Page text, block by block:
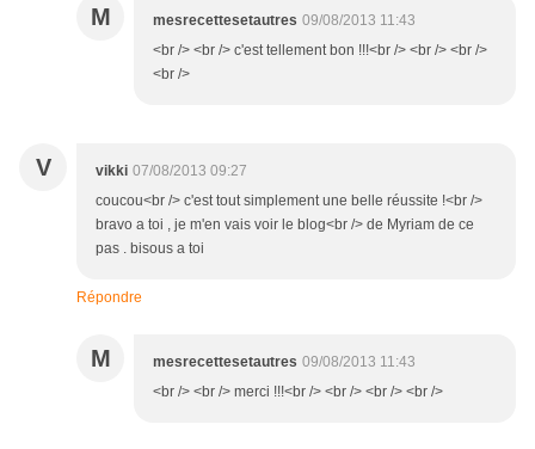
M mesrecettesetautres 09/08/2013 11:43
<br /> <br /> c'est tellement bon !!!<br /> <br /> <br />
<br />
V vikki 07/08/2013 09:27
coucou<br /> c'est tout simplement une belle réussite !<br />
bravo a toi , je m'en vais voir le blog<br /> de Myriam de ce
pas . bisous a toi
Répondre
M mesrecettesetautres 09/08/2013 11:43
<br /> <br /> merci !!!<br /> <br /> <br /> <br />